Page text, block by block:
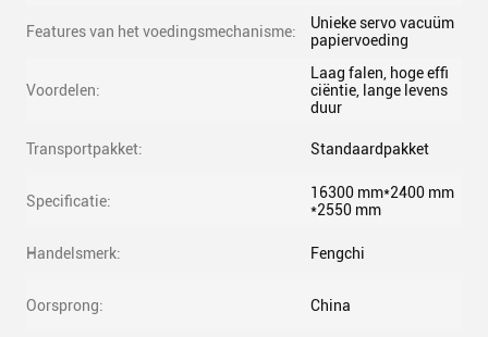
Features van het voedingsmechanisme:
Unieke servo vacuüm
papiervoeding
Voordelen:
Laag falen, hoge effi
ciëntie, lange levens
duur
Transportpakket: Standaardpakket
Specificatie:
16300 mm*2400 mm
*2550 mm
Handelsmerk: Fengchi
Oorsprong: China